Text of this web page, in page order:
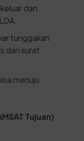
dan
tunggakan
dan surat
menuju
Tujuan)